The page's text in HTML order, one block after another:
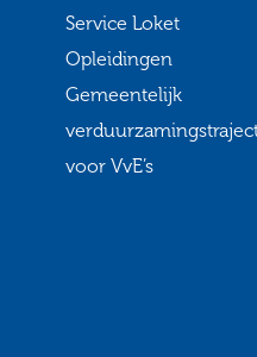
Service Loket
Opleidingen
Gemeentelijk
voor VvE’s